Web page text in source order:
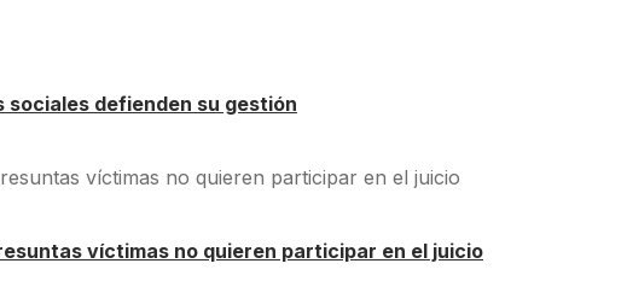
sociales defienden su gestión
víctimas no quieren participar en el juicio